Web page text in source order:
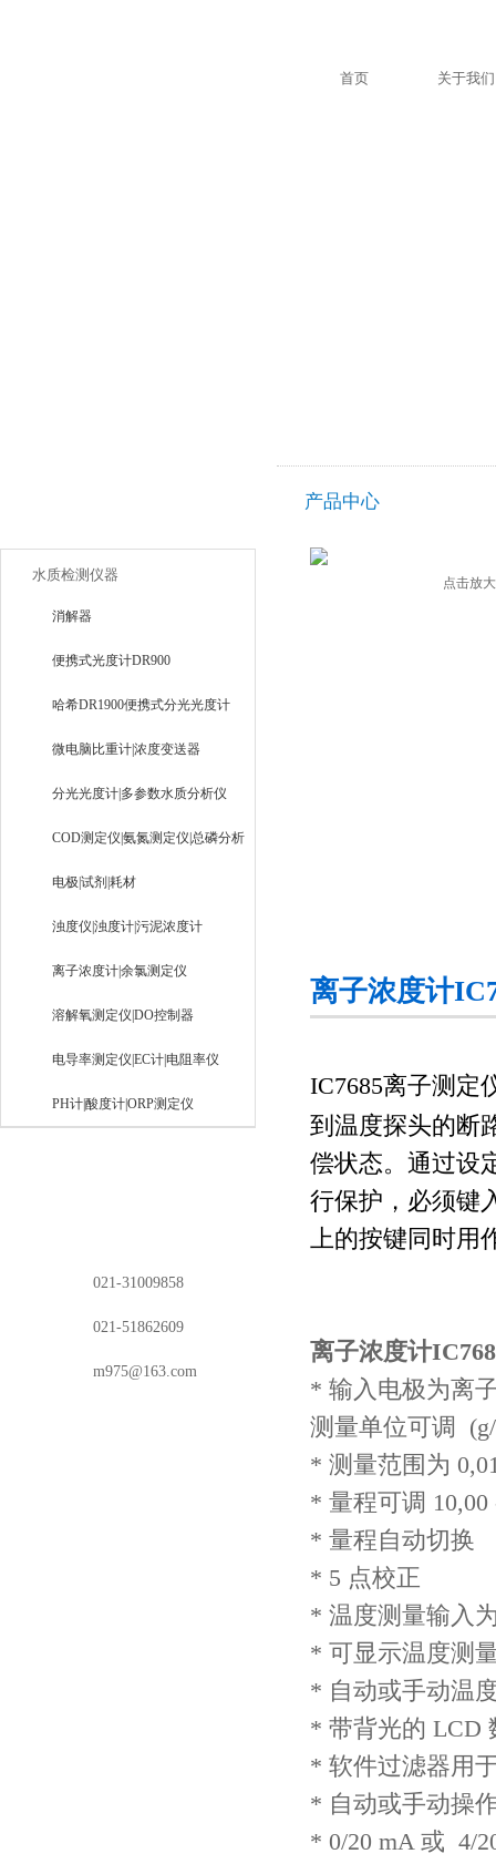
首页 关于我们
水质检测仪器
消解器
便携式光度计DR900
哈希DR1900便携式分光光度计
微电脑比重计|浓度变送器
分光光度计|多参数水质分析仪
COD测定仪|氨氮测定仪|总磷分析
仪
电极|试剂|耗材
浊度仪|浊度计|污泥浓度计
离子浓度计|余氯测定仪
溶解氧测定仪|DO控制器
电导率测定仪|EC计|电阻率仪
PH计|酸度计|ORP测定仪
021-31009858
021-51862609
m975@163.com
产品中心
点击放大
离子浓度计
IC7685离子测定
到温度探头的断
偿状态。通过设
行保护，必须键
上的按键同时用
离子浓度计
* 输入电极为离
测量单位可调
* 测量范围为
* 量程可调
* 量程自动切换
* 5 点校正
* 温度测量输入
* 可显示温度测
* 自动或手动温
* 带背光的 LCD
* 软件过滤器用
* 自动或手动操
* 0/20 mA 或 4/